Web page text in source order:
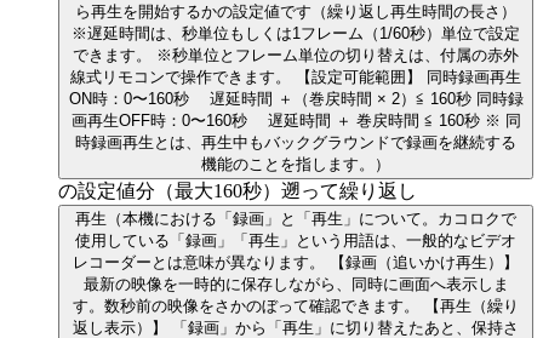
ら再生を開始するかの設定値です（繰り返し再生時間の長さ）
※遅延時間は、秒単位もしくは1フレーム（1/60秒）単位で設定
できます。 ※秒単位とフレーム単位の切り替えは、付属の赤外
線式リモコンで操作できます。 【設定可能範囲】 同時録画再生
ON時：0〜160秒 遅延時間 ＋（巻戻時間 × 2）≦ 160秒 同時録
画再生OFF時：0〜160秒 遅延時間 ＋ 巻戻時間 ≦ 160秒 ※ 同
時録画再生とは、再生中もバックグラウンドで録画を継続する
機能のことを指します。）
の設定値分（最大160秒）遡って繰り返し
再生 （本機における「録画」と「再生」について。カコロクで
使用している「録画」「再生」という用語は、一般的なビデオ
レコーダーとは意味が異なります。 【録画（追いかけ再生）】
最新の映像を一時的に保存しながら、同時に画面へ表示しま
す。数秒前の映像をさかのぼって確認できます。 【再生（繰り
返し表示）】 「録画」から「再生」に切り替えたあと、保持さ